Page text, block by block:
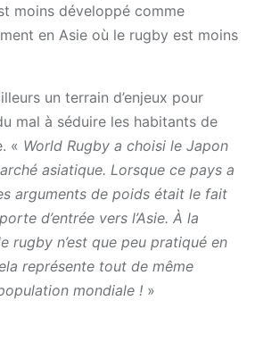
moins développé comme
en Asie où le rugby est moins
un terrain d’enjeux pour
mal à séduire les habitants de
« World Rugby a choisi le Japon
asiatique. Lorsque ce pays a
arguments de poids était le fait
d’entrée vers l’Asie. À la
rugby n’est que peu pratiqué en
représente tout de même
mondiale ! »